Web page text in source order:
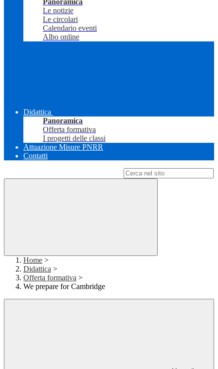
Panoramica
Le notizie
Le circolari
Calendario eventi
Albo online
Didattica
Panoramica
Offerta formativa
I progetti delle classi
Attuazione Misure PNRR
Contatti
Home >
Didattica >
Offerta formativa >
We prepare for Cambridge